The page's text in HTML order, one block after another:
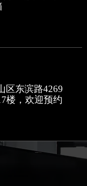
区东滨路4269
楼，欢迎预约